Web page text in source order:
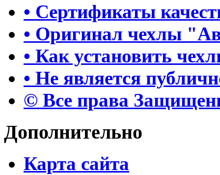
• Сертификаты
• Оригинал чехлы
• Как установить
• Не является
© Все права
Дополнительно
Карта сайта